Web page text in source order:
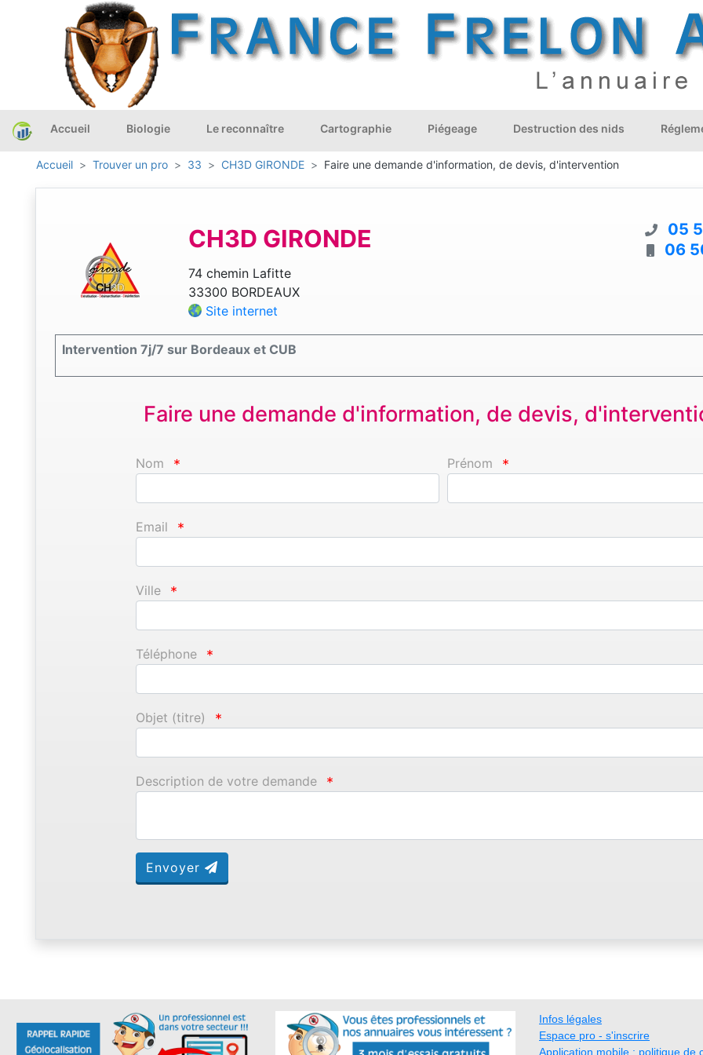
Accueil Biologie Le reconnaître Cartographie Piégeage Destruction des nids
Accueil Trouver un pro 33 CH3D GIRONDE Faire une demande d'information, de devis, d'intervention
CH3D GIRONDE
74 chemin Lafitte
33300 BORDEAUX
Site internet
05
06
Intervention 7j/7 sur Bordeaux et CUB
Faire une demande d'information, de devis,
Nom * Prénom *
Email *
Ville *
Téléphone *
Objet (titre) *
Description de votre demande *
Envoyer
Infos légales
Espace pro - s'inscrire
Application mobile : politique de